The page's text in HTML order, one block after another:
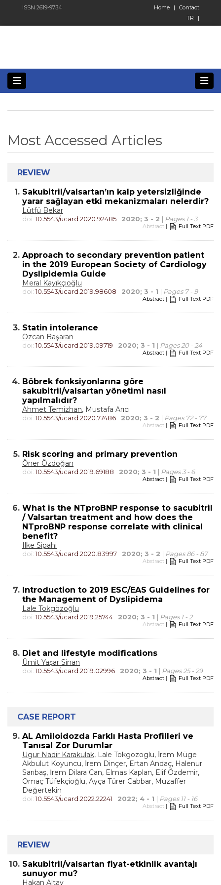
ISSN 2619-9734 Contact
Home
|
TR
|
Most Accessed Articles
REVIEW
1. Sakubitril/valsartan’ın kalp yetersizliğinde
yarar sağlayan etki mekanizmaları nelerdir?
Lütfü Bekar
doi:10.5543/ucard.2020.92485 2020; 3 - 2 | Pages 1 - 3
Abstract | Full Text PDF
2. Approach to secondary prevention patient
in the 2019 European Society of Cardiology
Dyslipidemia Guide
Meral Kayıkçıoğlu
doi:10.5543/ucard.2019.98608 2020; 3 - 1 | Pages 7 - 9
Abstract | Full Text PDF
3. Statin intolerance
Özcan Başaran
doi:10.5543/ucard.2019.09719 2020; 3 - 1 | Pages 20 - 24
Abstract | Full Text PDF
4. Böbrek fonksiyonlarına göre
sakubitril/valsartan yönetimi nasıl
yapılmalıdır?
Ahmet Temizhan, Mustafa Arıcı
doi:10.5543/ucard.2020.77486 2020; 3 - 2 | Pages 72 - 77
Abstract | Full Text PDF
5. Risk scoring and primary prevention
Öner Özdoğan
doi:10.5543/ucard.2019.69188 2020; 3 - 1 | Pages 3 - 6
Abstract | Full Text PDF
6. What is the NTproBNP response to sacubitril
/ Valsartan treatment and how does the
NTproBNP response correlate with clinical
benefit?
Ilke Sipahi
doi:10.5543/ucard.2020.83997 2020; 3 - 2 | Pages 86 - 87
Abstract | Full Text PDF
7. Introduction to 2019 ESC/EAS Guidelines for
the Management of Dyslipidema
Lale Tokgözoğlu
doi:10.5543/ucard.2019.25744 2020; 3 - 1 | Pages 1 - 2
Abstract | Full Text PDF
8. Diet and lifestyle modifications
Ümit Yaşar Sinan
doi:10.5543/ucard.2019.02996 2020; 3 - 1 | Pages 25 - 29
Abstract | Full Text PDF
CASE REPORT
9. AL Amiloidozda Farklı Hasta Profilleri ve
Tanısal Zor Durumlar
Ugur Nadir Karakulak, Lale Tokgozoglu, İrem Müge
Akbulut Koyuncu, İrem Dinçer, Ertan Andaç, Halenur
Sarıbaş, İrem Dilara Can, Elmas Kaplan, Elif Özdemir,
Omaç Tüfekçioğlu, Ayça Türer Cabbar, Muzaffer
Değertekin
doi:10.5543/ucard.2022.22241 2022; 4 - 1 | Pages 11 - 16
Abstract | Full Text PDF
REVIEW
10. Sakubitril/valsartan fiyat-etkinlik avantajı
sunuyor mu?
Hakan Altay